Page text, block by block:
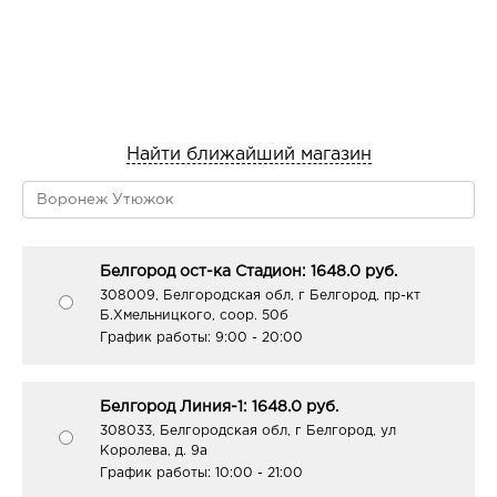
Найти ближайший магазин
Белгород ост-ка Стадион: 1648.0 руб.
308009, Белгородская обл, г Белгород, пр-кт
Б.Хмельницкого, соор. 50б
График работы: 9:00 - 20:00
Белгород Линия-1: 1648.0 руб.
308033, Белгородская обл, г Белгород, ул
Королева, д. 9а
График работы: 10:00 - 21:00